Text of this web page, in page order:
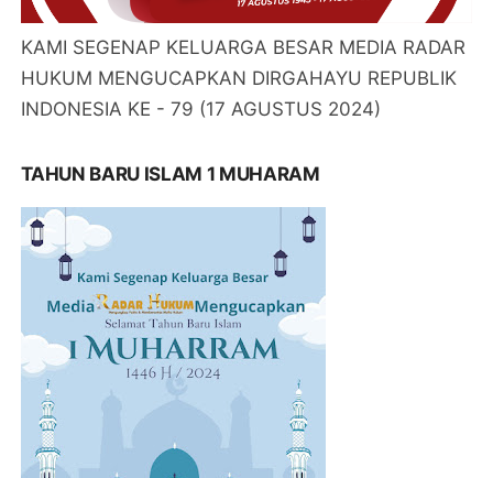
KAMI SEGENAP KELUARGA BESAR MEDIA RADAR
HUKUM MENGUCAPKAN DIRGAHAYU REPUBLIK
INDONESIA KE - 79 (17 AGUSTUS 2024)
TAHUN BARU ISLAM 1 MUHARAM